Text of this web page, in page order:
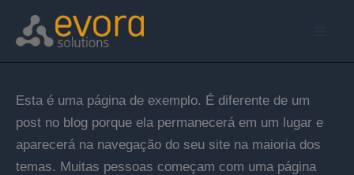
para
Esta é uma página de exemplo. É diferente de um
post no blog porque ela permanecerá em um lugar e
aparecerá na navegação do seu site na maioria dos
temas. Muitas pessoas começam com uma página